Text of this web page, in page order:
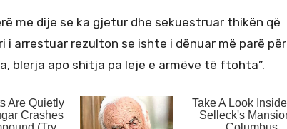
me dije se ka gjetur dhe sekuestruar thikën që
i arrestuar rezulton se ishte i dënuar më parë për
blerja apo shitja pa leje e armëve të ftohta”.